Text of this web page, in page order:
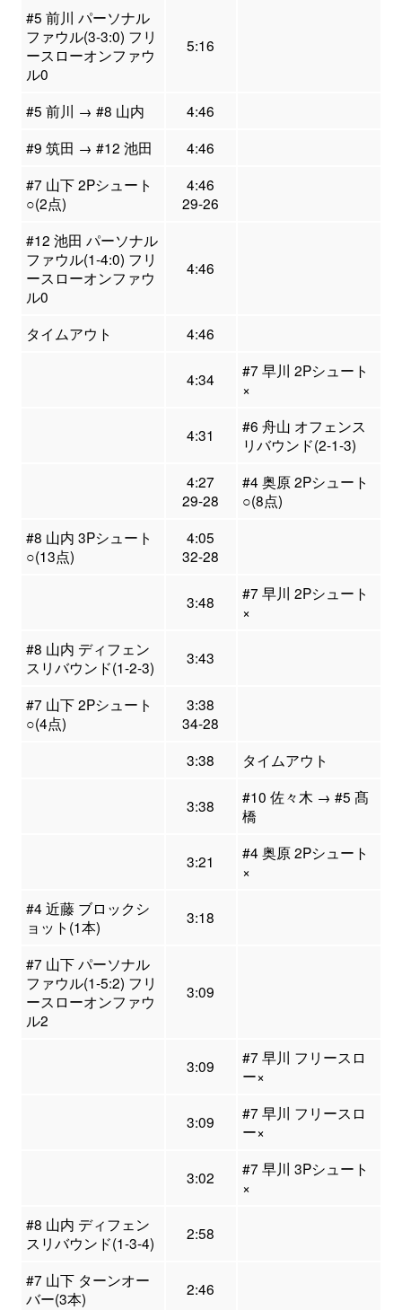
#5 前川 パーソナル
ファウル(3-3:0) フリ
ースローオンファウ
ル0
5:16
#5 前川 → #8 山内
4:46
#9 筑田 → #12 池田
4:46
#7 山下 2Pシュート
○(2点)
4:46
29-26
#12 池田 パーソナル
ファウル(1-4:0) フリ
ースローオンファウ
ル0
4:46
タイムアウト 4:46
4:34
#7 早川 2Pシュート
×
4:31
#6 舟山 オフェンス
リバウンド(2-1-3)
4:27
29-28
#4 奥原 2Pシュート
○(8点)
#8 山内 3Pシュート
○(13点)
4:05
32-28
3:48
#7 早川 2Pシュート
×
#8 山内 ディフェン
スリバウンド(1-2-3)
3:43
#7 山下 2Pシュート
○(4点)
3:38
34-28
3:38
タイムアウト
3:38
#10 佐々木 → #5 髙
橋
3:21
#4 奥原 2Pシュート
×
#4 近藤 ブロックシ
ョット(1本)
3:18
#7 山下 パーソナル
ファウル(1-5:2) フリ
ースローオンファウ
ル2
3:09
3:09
#7 早川 フリースロ
ー×
3:09
#7 早川 フリースロ
ー×
3:02
#7 早川 3Pシュート
×
#8 山内 ディフェン
スリバウンド(1-3-4)
2:58
#7 山下 ターンオー
バー(3本)
2:46